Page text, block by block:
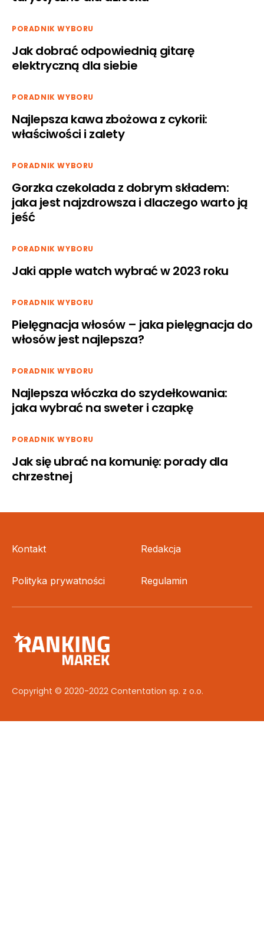
PORADNIK WYBORU
Jak dobrać odpowiednią gitarę
elektryczną dla siebie
PORADNIK WYBORU
Najlepsza kawa zbożowa z cykorii:
właściwości i zalety
PORADNIK WYBORU
Gorzka czekolada z dobrym składem:
jaka jest najzdrowsza i dlaczego warto ją
jeść
PORADNIK WYBORU
Jaki apple watch wybrać w 2023 roku
PORADNIK WYBORU
Pielęgnacja włosów – jaka pielęgnacja do
włosów jest najlepsza?
PORADNIK WYBORU
Najlepsza włóczka do szydełkowania:
jaka wybrać na sweter i czapkę
PORADNIK WYBORU
Jak się ubrać na komunię: porady dla
chrzestnej
Kontakt Redakcja
Polityka prywatności Regulamin
Copyright © 2020-2022 Contentation sp. z o.o.